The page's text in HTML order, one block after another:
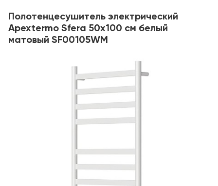
Полотенцесушитель электрический
Apextermo Sfera 50х100 см белый
матовый SF00105WM